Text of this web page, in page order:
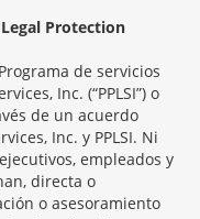
Protection
de servicios
Inc. (“PPLSI”) o
de un acuerdo
Inc. y PPLSI. Ni
empleados y
directa o
o asesoramiento